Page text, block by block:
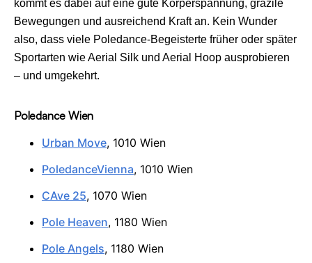
kommt es dabei auf eine gute Körperspannung, grazile
Bewegungen und ausreichend Kraft an. Kein Wunder
also, dass viele Poledance-Begeisterte früher oder später
Sportarten wie Aerial Silk und Aerial Hoop ausprobieren
– und umgekehrt.
Poledance Wien
Urban Move, 1010 Wien
PoledanceVienna, 1010 Wien
CAve 25, 1070 Wien
Pole Heaven, 1180 Wien
Pole Angels, 1180 Wien